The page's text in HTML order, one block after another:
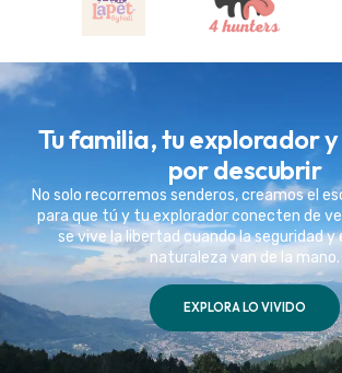
Tu familia, tu explorador y
por descubrir
No solo recorremos senderos, creamos el
para que tú y tu explorador conecten de
se vive la libertad cuando la seguridad y
naturaleza van de la mano.
EXPLORA LO VIVIDO